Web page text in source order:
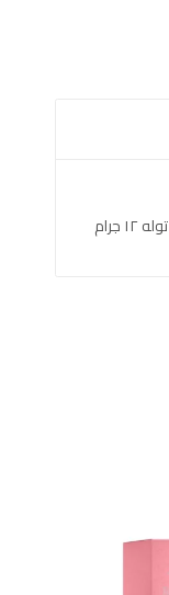
توله ١٢ جرام